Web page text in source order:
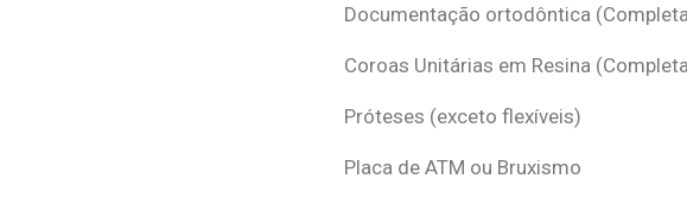
Documentação ortodôntica
Coroas Unitárias em Resina
Próteses (exceto flexíveis)
Placa de ATM ou Bruxismo